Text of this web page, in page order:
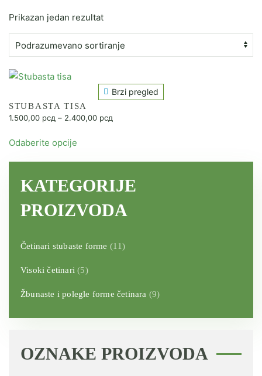
Prikazan jedan rezultat
Brzi pregled
STUBASTA TISA
1.500,00 рсд – 2.400,00 рсд
do
Odaberite opcije
ima
varijanti.
Opcije
mogu
izabrane
stranici
proizvoda.
KATEGORIJE
PROIZVODA
Četinari stubaste forme (11)
Visoki četinari (5)
Žbunaste i polegle forme četinara (9)
OZNAKE PROIZVODA